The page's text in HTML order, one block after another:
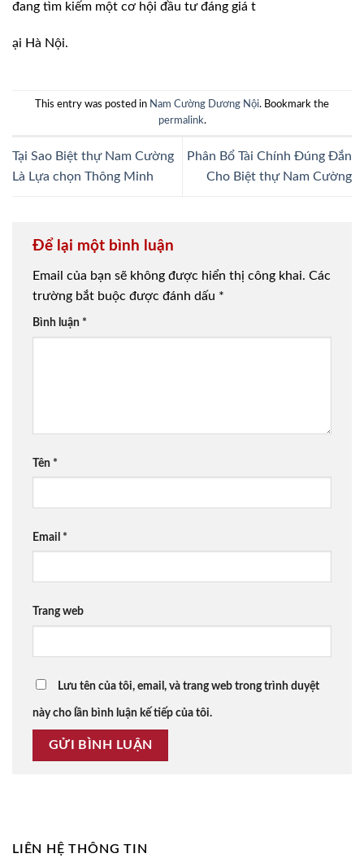
đang tìm kiếm một cơ hội đầu tư đáng giá t
ại Hà Nội.
This entry was posted in Nam Cường Dương Nội. Bookmark the
permalink.
Tại Sao Biệt thự Nam Cường
Là Lựa chọn Thông Minh
Phân Bổ Tài Chính Đúng Đắn
Cho Biệt thự Nam Cường
Để lại một bình luận
Email của bạn sẽ không được hiển thị công khai. Các
trường bắt buộc được đánh dấu *
Bình luận *
Tên *
Email *
Trang web
Lưu tên của tôi, email, và trang web trong trình duyệt
này cho lần bình luận kế tiếp của tôi.
LIÊN HỆ THÔNG TIN